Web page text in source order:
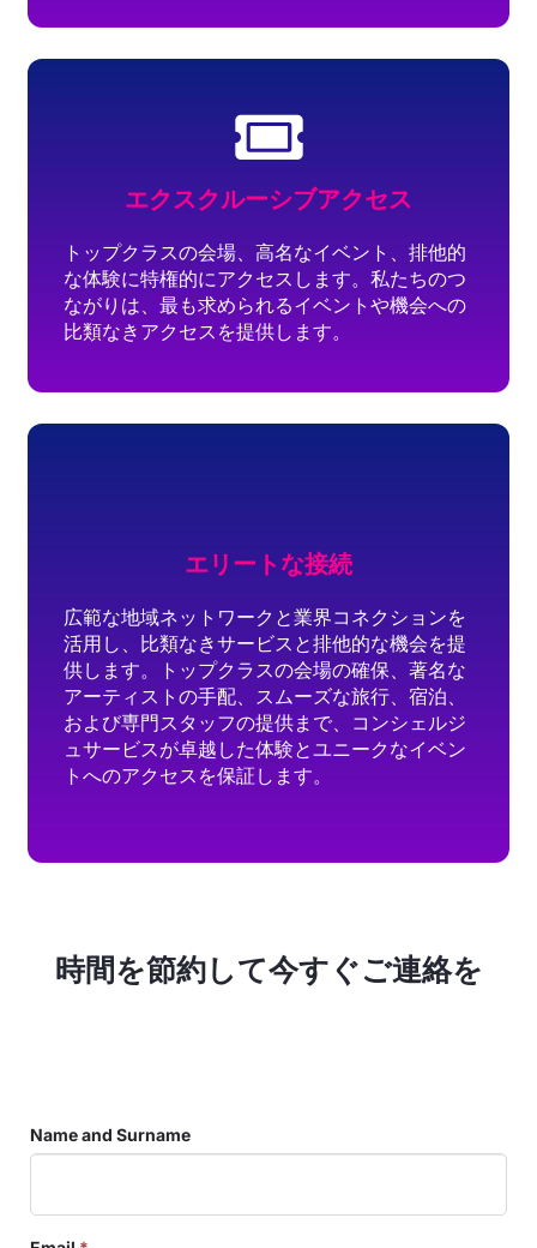
エクスクルーシブアクセス
トップクラスの会場、高名なイベント、排他的
な体験に特権的にアクセスします。私たちのつ
ながりは、最も求められるイベントや機会への
比類なきアクセスを提供します。
エリートな接続
広範な地域ネットワークと業界コネクションを
活用し、比類なきサービスと排他的な機会を提
供します。トップクラスの会場の確保、著名な
アーティストの手配、スムーズな旅行、宿泊、
および専門スタッフの提供まで、コンシェルジ
ュサービスが卓越した体験とユニークなイベン
トへのアクセスを保証します。
時間を節約して今すぐご連絡を
Name and Surname